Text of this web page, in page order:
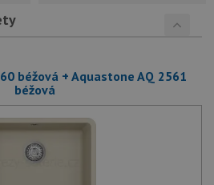
béžová + Aquastone AQ 2561
béžová